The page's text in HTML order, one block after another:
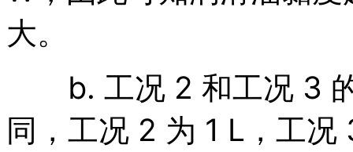
大。
b. 工况 2 和工况 3 的
同，工况 2 为 1 L，工